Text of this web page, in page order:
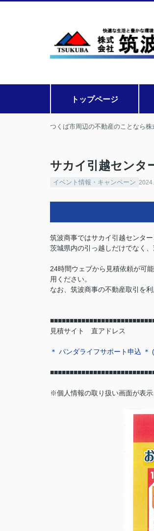
トップページ
つくば市周辺の不動産のことなら
サカイ引越セン
イベント情報・キャンペーン
筑波商事ではサカイ引越センタ
茨城県内の引っ越しだけでなく
24時間ウェブから見積依頼が可
用ください。
なお、筑波商事の不動産取引を
■■■■■■■■■■■■■■■■■■■■■■■■■
見積サイト 直アドレス
＊ パンダライフサポート申込 ＊
■■■■■■■■■■■■■■■■■■■■■■■■■
※個人情報の取り扱い画面が表示